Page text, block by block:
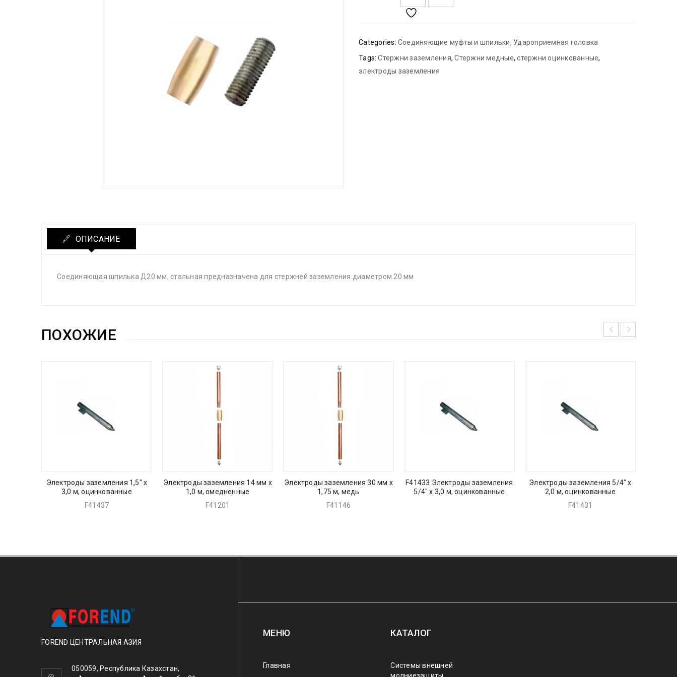
Categories: Соединяющие муфты и шпильки, Удароприемная головка
Tags: Стержни заземления,Стержни медные,стержни оцинкованные,
электроды заземления
ОПИСАНИЕ
Соединяющая шпилька Д20 мм, стальная предназначена для стержней заземления диаметром 20 мм
ПОХОЖИЕ
Электроды заземления 1,5″ х
3,0 м, оцинкованные
F41437
Электроды заземления 14 мм х
1,0 м, омедненные
F41201
Электроды заземления 30 мм х
1,75 м, медь
F41146
F41433 Электроды заземления
5/4″ х 3,0 м, оцинкованные
Электроды заземления 5/4″ х
2,0 м, оцинкованные
F41431
FOREND ЦЕНТРАЛЬНАЯ АЗИЯ
050059, Республика Казахстан,
МЕНЮ
Главная
КАТАЛОГ
Системы внешней